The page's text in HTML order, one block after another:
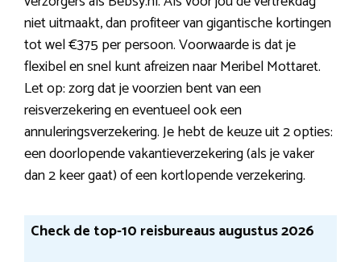
niet uitmaakt, dan profiteer van gigantische kortingen
tot wel €375 per persoon. Voorwaarde is dat je
flexibel en snel kunt afreizen naar Meribel Mottaret.
Let op: zorg dat je voorzien bent van een
reisverzekering en eventueel ook een
annuleringsverzekering. Je hebt de keuze uit 2 opties:
een doorlopende vakantieverzekering (als je vaker
dan 2 keer gaat) of een kortlopende verzekering.
Check de top-10 reisbureaus augustus 2026